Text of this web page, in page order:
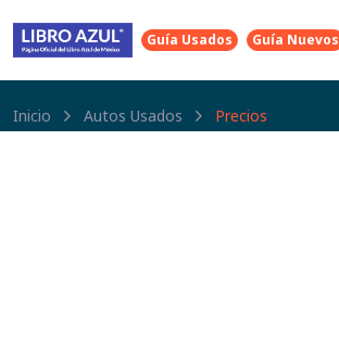
Guía Usados Guía Nuevos
Inicio Autos Usados Precios